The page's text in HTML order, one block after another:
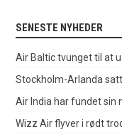
SENESTE NYHEDER
Air Baltic tvunget til at
Stockholm-Arlanda
Air India har fundet sin
Wizz Air flyver i rødt